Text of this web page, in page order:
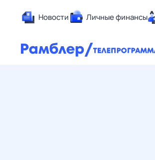
Новости Личные финансы